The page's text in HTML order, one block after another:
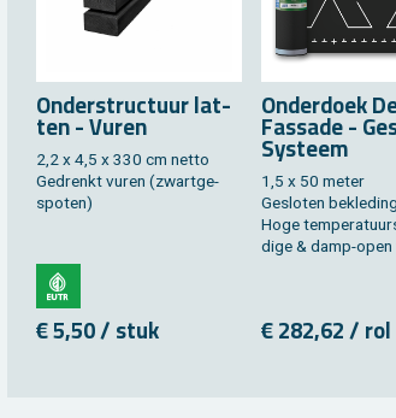
On­der­struc­tuur lat­
ten - Vuren
2,2 x 4,5 x 330 cm netto
Ge­drenkt vuren (zwart­ge­
spo­ten)
€ 5,50 / stuk
On­der­doek
Fas­sa­de -
Sys­teem
1,5 x 50 meter
Ge­slo­ten be­kle­ding
Hoge
di­ge & damp-
€ 282,62 / rol